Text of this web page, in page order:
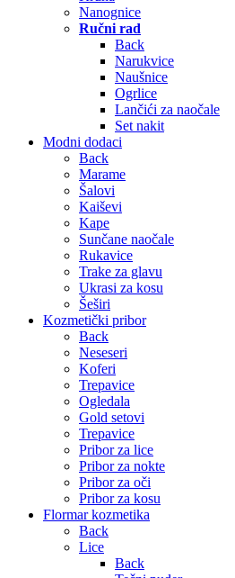
Nanognice
Ručni rad
Back
Narukvice
Naušnice
Ogrlice
Lančići za naočale
Set nakit
Modni dodaci
Back
Marame
Šalovi
Kaiševi
Kape
Sunčane naočale
Rukavice
Trake za glavu
Ukrasi za kosu
Šeširi
Kozmetički pribor
Back
Neseseri
Koferi
Trepavice
Ogledala
Gold setovi
Trepavice
Pribor za lice
Pribor za nokte
Pribor za oči
Pribor za kosu
Flormar kozmetika
Back
Lice
Back